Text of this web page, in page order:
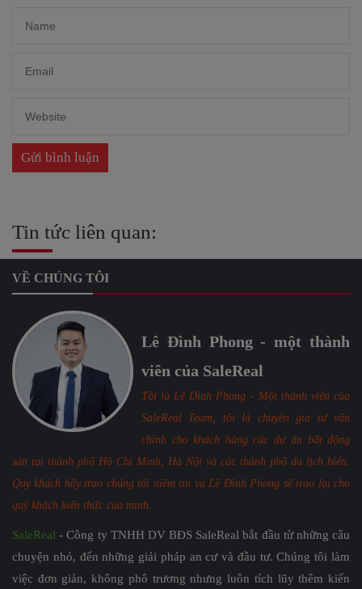
Tin tức liên quan:
VỀ CHÚNG TÔI
Lê Đình Phong - một thành
viên của SaleReal
Tôi là Lê Đình Phong - Một thành viên của
SaleReal Team, tôi là chuyên gia tư vấn
chính cho khách hàng các dự án bất động
sản tại thành phố Hồ Chí Minh, Hà Nội và các thành phố du lịch biển.
Quý khách hãy trao chúng tôi niềm tin và Lê Đình Phong sẽ trao lại cho
quý khách kiến thức của mình.
SaleReal - Công ty TNHH DV BĐS SaleReal bắt đầu từ những câu
chuyện nhỏ, đến những giải pháp an cư và đầu tư. Chúng tôi làm
việc đơn giản, không phô trương nhưng luôn tích lũy thêm kiến